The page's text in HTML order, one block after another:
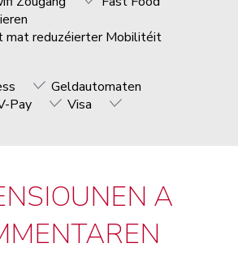
mat reduzéierter Mobilitéit
Geldautomaten
Pay Visa
A